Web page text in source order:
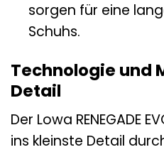
sorgen für eine
Schuhs.
Technologie und
Detail
Der Lowa RENEGADE
ins kleinste Detail